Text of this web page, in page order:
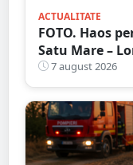
ACTUALITATE
FOTO. Haos
Satu Mare –
nouă
7 august 2026